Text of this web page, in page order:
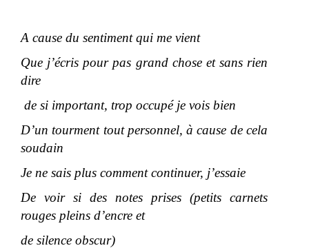
A cause du sentiment qui me vient
Que j’écris pour pas grand chose et sans rien
dire
de si important, trop occupé je vois bien
D’un tourment tout personnel, à cause de cela
soudain
Je ne sais plus comment continuer, j’essaie
De voir si des notes prises (petits carnets
rouges pleins d’encre et
de silence obscur)